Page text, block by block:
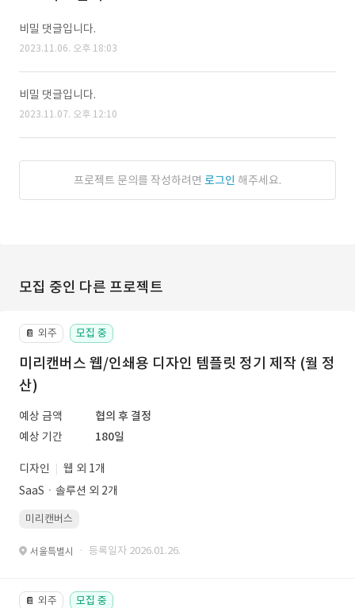
비밀 댓글입니다.
2023.11.06. 오후 18:03
비밀 댓글입니다.
2023.11.07. 오후 12:10
프로젝트 문의를 작성하려면 로그인 해주세요.
모집 중인 다른 프로젝트
📔 외주 모집 중
미리캔버스 웹/인쇄용 디자인 템플릿 정기 제작 (월 정
산)
예상 금액
협의 후 결정
예상 기간
180일
디자인
웹 외 1개
SaaSㆍ솔루션 외 2개
미리캔버스
서울특별시 · 등록일자 2026.01.26.
📔 외주 모집 중